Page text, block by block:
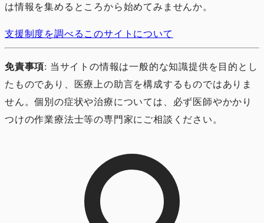
は情報を集めるところから始めてみませんか。
支援制度を調べる このサイトについて
免責事項: 当サイトの情報は一般的な知識提供を目的とし
たものであり、医療上の助言を構成するものではありま
せん。個別の症状や治療については、必ず医師やかかり
つけの作業療法士等の専門家にご相談ください。